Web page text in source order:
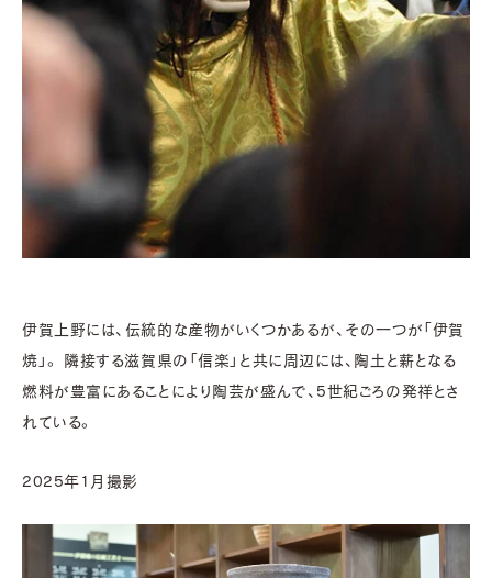
伊賀上野には、伝統的な産物がいくつかあるが、その一つが「伊賀
焼」。 隣接する滋賀県の「信楽」と共に周辺には、陶土と薪となる
燃料が豊富にあることにより陶芸が盛んで、5世紀ごろの発祥とさ
れている。
2025年1月撮影